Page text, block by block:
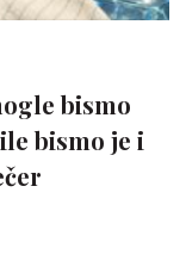
bismo
bismo je i